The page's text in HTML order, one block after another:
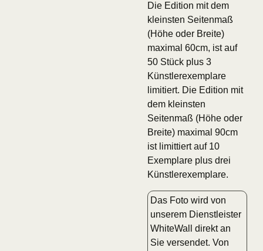
Die Edition mit dem
kleinsten Seitenmaß
(Höhe oder Breite)
maximal 60cm, ist auf
50 Stück plus 3
Künstlerexemplare
limitiert. Die Edition mit
dem kleinsten
Seitenmaß (Höhe oder
Breite) maximal 90cm
ist limittiert auf 10
Exemplare plus drei
Künstlerexemplare.
Das Foto wird von
unserem Dienstleister
WhiteWall direkt an
Sie versendet. Von